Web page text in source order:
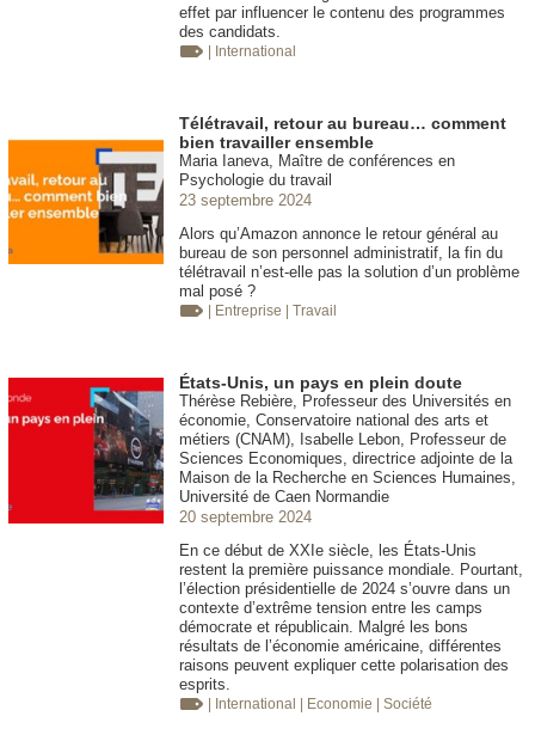
effet par influencer le contenu des programmes
des candidats.
| International
Télétravail, retour au bureau… comment
bien travailler ensemble
Maria Ianeva, Maître de conférences en
Psychologie du travail
23 septembre 2024
Alors qu’Amazon annonce le retour général au
bureau de son personnel administratif, la fin du
télétravail n’est-elle pas la solution d’un problème
mal posé ?
| Entreprise | Travail
États-Unis, un pays en plein doute
Thérèse Rebière, Professeur des Universités en
économie, Conservatoire national des arts et
métiers (CNAM), Isabelle Lebon, Professeur de
Sciences Economiques, directrice adjointe de la
Maison de la Recherche en Sciences Humaines,
Université de Caen Normandie
20 septembre 2024
En ce début de XXIe siècle, les États-Unis
restent la première puissance mondiale. Pourtant,
l’élection présidentielle de 2024 s’ouvre dans un
contexte d’extrême tension entre les camps
démocrate et républicain. Malgré les bons
résultats de l’économie américaine, différentes
raisons peuvent expliquer cette polarisation des
esprits.
| International | Economie | Société